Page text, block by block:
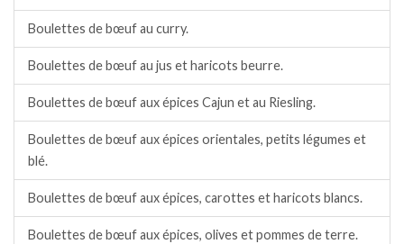
Boulettes de bœuf au curry.
Boulettes de bœuf au jus et haricots beurre.
Boulettes de bœuf aux épices Cajun et au Riesling.
Boulettes de bœuf aux épices orientales, petits légumes et
blé.
Boulettes de bœuf aux épices, carottes et haricots blancs.
Boulettes de bœuf aux épices, olives et pommes de terre.